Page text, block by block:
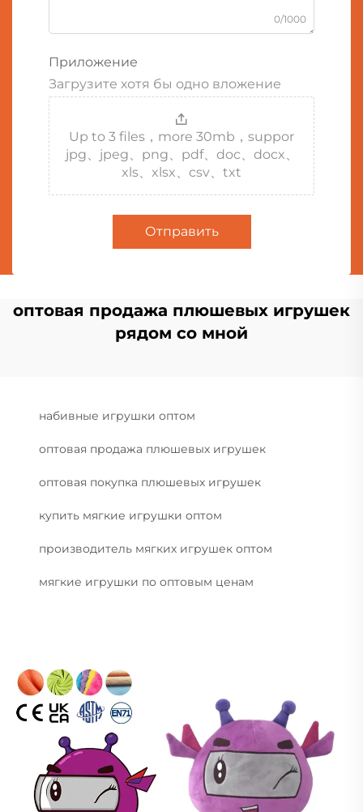
0/1000
Приложение
Загрузите хотя бы одно вложение
Up to 3 files，more 30mb，suppor
jpg、jpeg、png、pdf、doc、docx、
xls、xlsx、csv、txt
Отправить
оптовая продажа плюшевых игрушек
рядом со мной
набивные игрушки оптом
оптовая продажа плюшевых игрушек
оптовая покупка плюшевых игрушек
купить мягкие игрушки оптом
производитель мягких игрушек оптом
мягкие игрушки по оптовым ценам